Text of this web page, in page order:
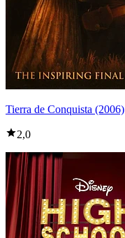
Tierra de Conquista (2006)
2,0